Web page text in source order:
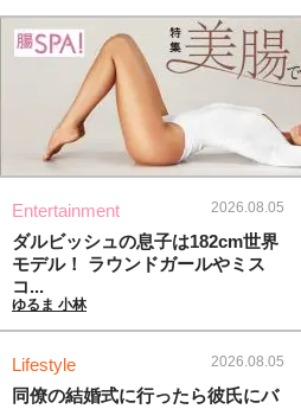
Entertainment 2026.08.05
ダルビッシュの息子は182cm世界
モデル！ ラウンドガールやミス
コ...
ゆるま 小林
Lifestyle 2026.08.05
同僚の結婚式に行ったら彼氏にバ